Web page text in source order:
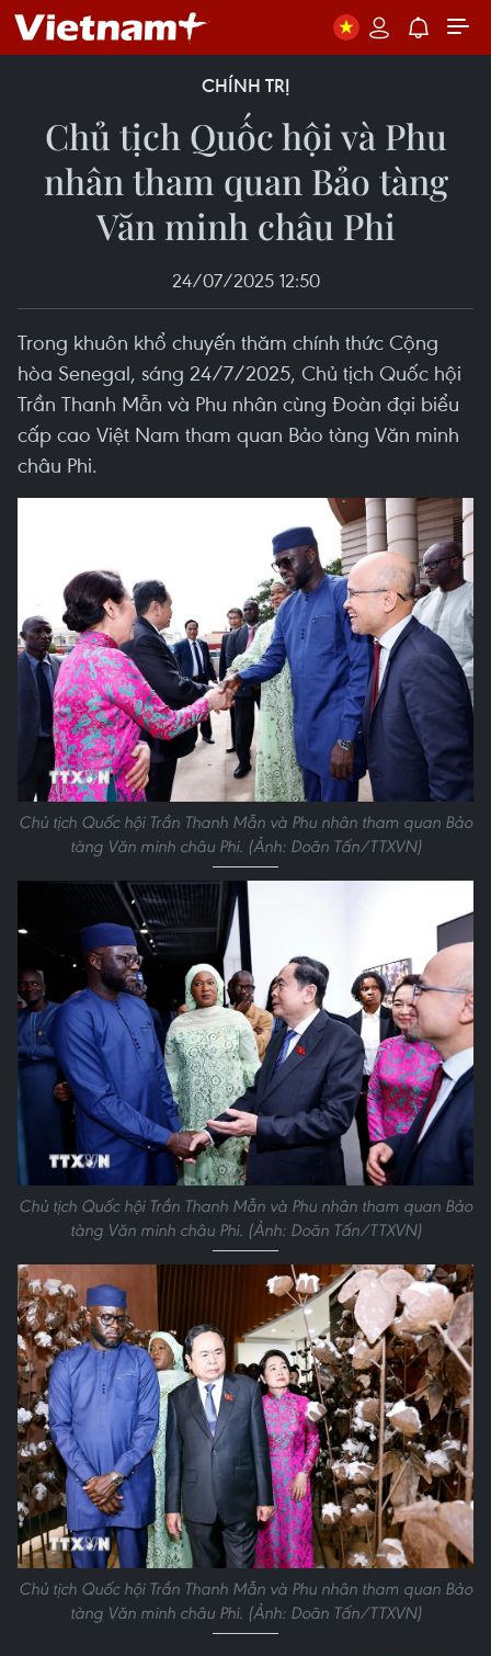
CHÍNH TRỊ
Chủ tịch Quốc hội và Phu
nhân tham quan Bảo tàng
Văn minh châu Phi
24/07/2025 12:50
Trong khuôn khổ chuyến thăm chính thức Cộng
hòa Senegal, sáng 24/7/2025, Chủ tịch Quốc hội
Trần Thanh Mẫn và Phu nhân cùng Đoàn đại biểu
cấp cao Việt Nam tham quan Bảo tàng Văn minh
châu Phi.
Chủ tịch Quốc hội Trần Thanh Mẫn và Phu nhân tham quan Bảo
tàng Văn minh châu Phi. (Ảnh: Doãn Tấn/TTXVN)
Chủ tịch Quốc hội Trần Thanh Mẫn và Phu nhân tham quan Bảo
tàng Văn minh châu Phi. (Ảnh: Doãn Tấn/TTXVN)
Chủ tịch Quốc hội Trần Thanh Mẫn và Phu nhân tham quan Bảo
tàng Văn minh châu Phi. (Ảnh: Doãn Tấn/TTXVN)